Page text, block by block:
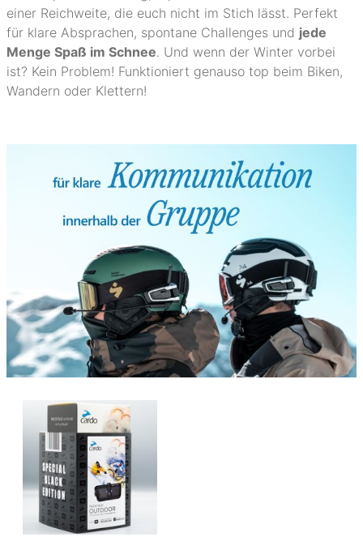
einer Reichweite, die euch nicht im Stich lässt. Perfekt
für klare Absprachen, spontane Challenges und jede
Menge Spaß im Schnee. Und wenn der Winter vorbei
ist? Kein Problem! Funktioniert genauso top beim Biken,
Wandern oder Klettern!